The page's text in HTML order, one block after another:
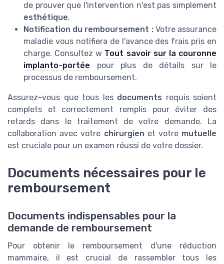
de prouver que l'intervention n'est pas simplement
esthétique.
Notification du remboursement :Votre assurance
maladie vous notifiera de l'avance des frais pris en
charge. Consultez w Tout savoir sur la couronne
implanto-portée pour plus de détails sur le
processus de remboursement.
Assurez-vous que tous les documents requis soient
complets et correctement remplis pour éviter des
retards dans le traitement de votre demande. La
collaboration avec votre chirurgien et votre mutuelle
est cruciale pour un examen réussi de votre dossier.
Documents nécessaires pour le
remboursement
Documents indispensables pour la
demande de remboursement
Pour obtenir le remboursement d'une réduction
mammaire, il est crucial de rassembler tous les